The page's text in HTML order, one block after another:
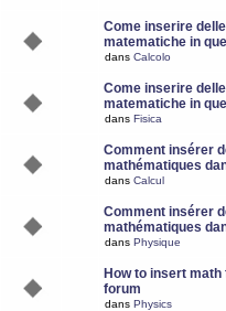
Come inserire
matematiche in
dans Calcolo
Come inserire
matematiche in
dans Fisica
Comment insérer
mathématiques
dans Calcul
Comment insérer
mathématiques
dans Physique
How to insert
forum
dans Physics